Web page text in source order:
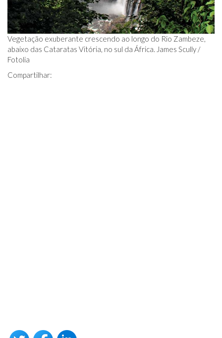
Vegetação exuberante crescendo ao longo do Rio Zambeze,
abaixo das Cataratas Vitória, no sul da África. James Scully /
Fotolia
Compartilhar: